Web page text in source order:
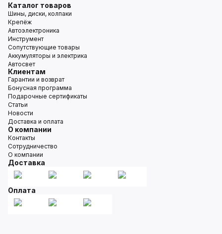
Каталог товаров
Шины, диски, колпаки
Крепёж
Автоэлектроника
Инструмент
Сопутствующие товары
Аккумуляторы и электрика
Автосвет
Клиентам
Гарантии и возврат
Бонусная программа
Подарочные сертификаты
Статьи
Новости
Доставка и оплата
О компании
Контакты
Сотрудничество
О компании
Доставка
Оплата